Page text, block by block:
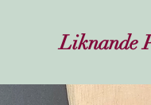
Liknande